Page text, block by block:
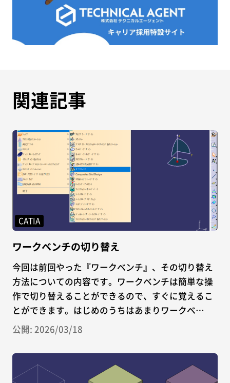
関連記事
CATIA
ワークベンチの切り替え
今回は前回やった『ワークベンチ』、その切り替え
方法についての内容です。ワークベンチは簡単な操
作で切り替えることができるので、すぐに覚えるこ
とができます。はじめのうちはあまりワークベ…
公開: 2026/03/18